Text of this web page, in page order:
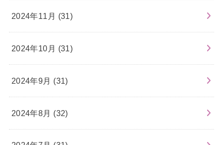
2024年11月 (31)
2024年10月 (31)
2024年9月 (31)
2024年8月 (32)